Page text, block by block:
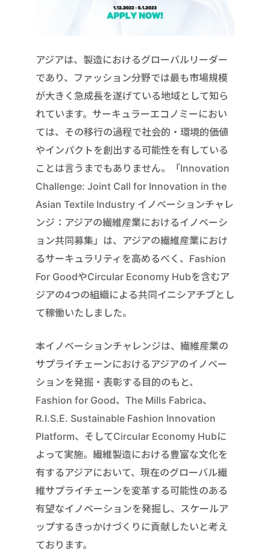
アジアは、製造におけるグローバルリーダー
であり、ファッション分野では最も市場規模
が大きく急成長を遂げている地域として知ら
れています。サーキュラーエコノミーにおい
ては、その移行の過程で社会的・環境的価値
やインパクトを創出する可能性を有している
ことは言うまでもありません。「Innovation
Challenge: Joint Call for Innovation in the
Asian Textile Industry イノベーションチャレ
ンジ：アジアの繊維産業におけるイノベーシ
ョン共同募集」は、アジアの繊維産業におけ
るサーキュラリティを高めるべく、Fashion
For GoodやCircular Economy Hubを含むア
ジアの4つの組織による共同イニシアチブとし
て稼働いたしました。
本イノベーションチャレンジは、繊維産業の
サプライチェーンにおけるアジアのイノベー
ションを発掘・表彰する目的のもと、
Fashion for Good、The Mills Fabrica、
R.I.S.E. Sustainable Fashion Innovation
Platform、そしてCircular Economy Hubに
よって実施。繊維製造における豊富な文化を
有するアジアにおいて、現在のグローバル繊
維サプライチェーンを変革する可能性のある
有望なイノベーションを発掘し、スケールア
ップするきっかけづくりに貢献したいと考え
ております。